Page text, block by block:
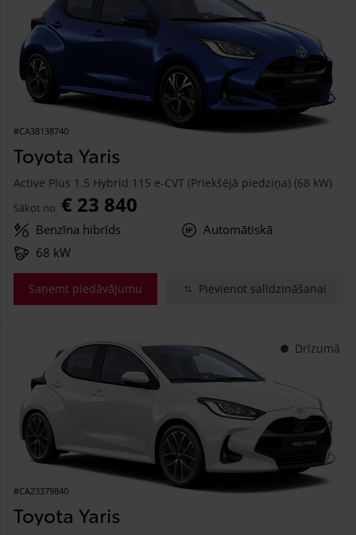
#CA38138740
Toyota Yaris
Active Plus 1.5 Hybrid 115 e-CVT (Priekšējā piedziņa) (68 kW)
Sākot no € 23 840
Benzīna hibrīds
Automātiskā
68 kW
Saņemt piedāvājumu Pievienot salīdzināšanai
Drīzumā
#CA23379840
Toyota Yaris